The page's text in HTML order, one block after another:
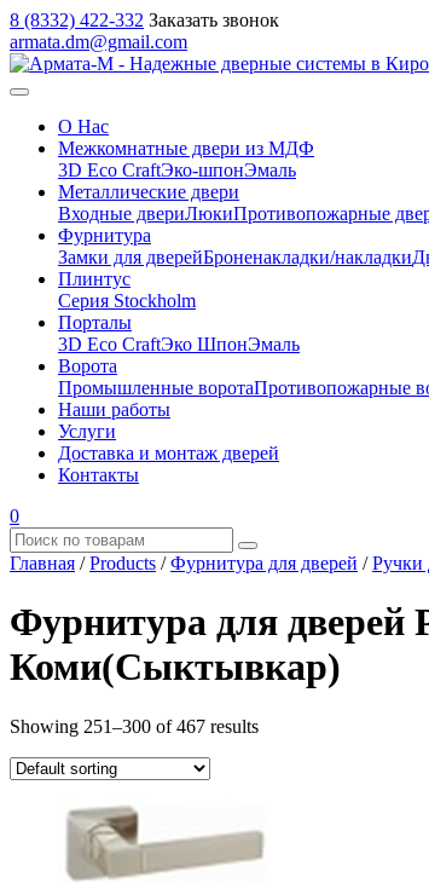
8 (8332) 422-332 Заказать звонок
armata.dm@gmail.com
О Нас
Межкомнатные двери из МДФ
3D Eco CraftЭко-шпонЭмаль
Металлические двери
Входные двериЛюкиПротивопожарные
Фурнитура
Замки для дверейБроненакладки/накладки
Плинтус
Серия Stockholm
Порталы
3D Eco CraftЭко ШпонЭмаль
Ворота
Промышленные воротаПротивопожарные
Наши работы
Услуги
Доставка и монтаж дверей
Контакты
0
Главная /Products /Фурнитура для дверей /Ручки
Фурнитура для дверей
Коми(Сыктывкар)
Showing 251–300 of 467 results